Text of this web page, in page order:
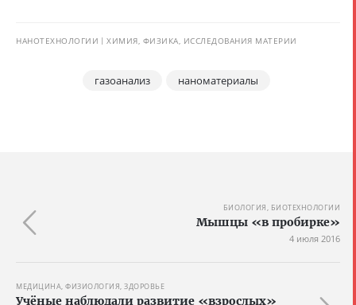
НАНОТЕХНОЛОГИИ ХИМИЯ, ФИЗИКА, ИССЛЕДОВАНИЯ МАТЕРИИ
газоанализ наноматериалы
БИОЛОГИЯ, БИОТЕХНОЛОГИИ
Мышцы «в пробирке»
4 июля 2016
МЕДИЦИНА, ФИЗИОЛОГИЯ, ЗДОРОВЬЕ
Учёные наблюдали развитие «взрослых»